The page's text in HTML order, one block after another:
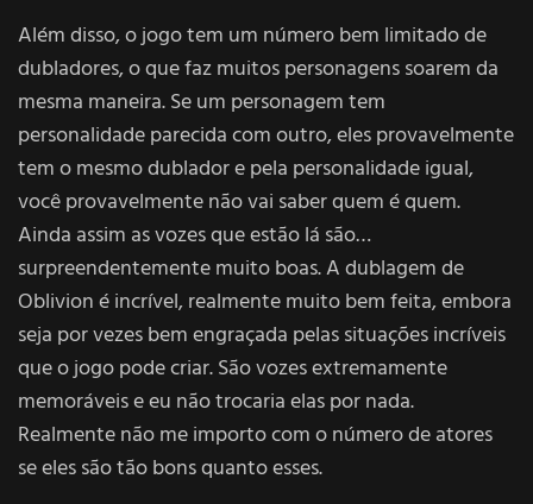
Além disso, o jogo tem um número bem limitado de
dubladores, o que faz muitos personagens soarem da
mesma maneira. Se um personagem tem
personalidade parecida com outro, eles provavelmente
tem o mesmo dublador e pela personalidade igual,
você provavelmente não vai saber quem é quem.
Ainda assim as vozes que estão lá são…
surpreendentemente muito boas. A dublagem de
Oblivion é incrível, realmente muito bem feita, embora
seja por vezes bem engraçada pelas situações incríveis
que o jogo pode criar. São vozes extremamente
memoráveis e eu não trocaria elas por nada.
Realmente não me importo com o número de atores
se eles são tão bons quanto esses.